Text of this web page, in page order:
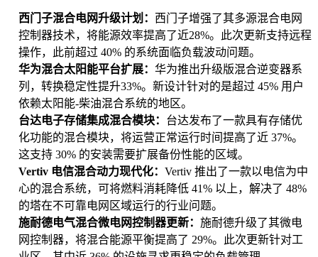
西门子混合电网升级计划： 西门子增强了其多源混合电网
控制器技术，将能源效率提高了近28%。此次更新支持远程
操作，此前超过 40% 的系统面临负载波动问题。
华为混合太阳能平台扩展： 华为推出升级版混合逆变器系
列，转换稳定性提升33%。新设计针对的是超过 45% 用户
依赖太阳能-柴油混合系统的地区。
台达电子存储集成混合模块： 台达发布了一款具有存储优
化功能的混合模块，将运营正常运行时间提高了近 37%。
这支持 30% 的安装需要扩展备份性能的区域。
Vertiv 电信混合动力现代化： Vertiv 推出了一款以电信为中
心的混合系统，可将燃料消耗降低 41% 以上，解决了 48%
的塔在不可靠电网区域运行的行业问题。
施耐德电气混合微电网控制器更新： 施耐德升级了其微电
网控制器，将混合能源平衡提高了 29%。此次更新针对工